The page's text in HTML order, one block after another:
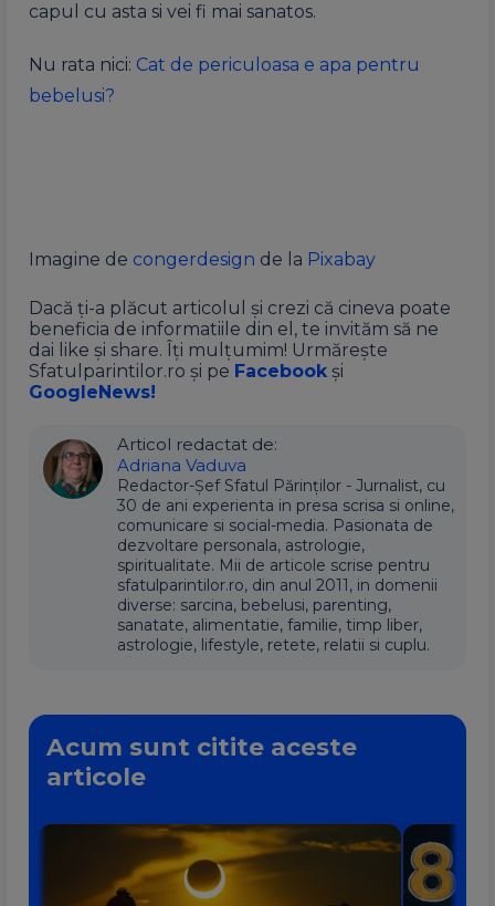
capul cu asta si vei fi mai sanatos.
Nu rata nici: Cat de periculoasa e apa pentru
bebelusi?
Imagine de congerdesign de la Pixabay
Dacă ți-a plăcut articolul și crezi că cineva poate
beneficia de informatiile din el, te invităm să ne
dai like și share. Îți mulțumim! Urmărește
Sfatulparintilor.ro și pe Facebook și
GoogleNews!
Articol redactat de:
Adriana Vaduva
Redactor-Șef Sfatul Părinților - Jurnalist, cu
30 de ani experienta in presa scrisa si online,
comunicare si social-media. Pasionata de
dezvoltare personala, astrologie,
spiritualitate. Mii de articole scrise pentru
sfatulparintilor.ro, din anul 2011, in domenii
diverse: sarcina, bebelusi, parenting,
sanatate, alimentatie, familie, timp liber,
astrologie, lifestyle, retete, relatii si cuplu.
Acum sunt citite aceste
articole